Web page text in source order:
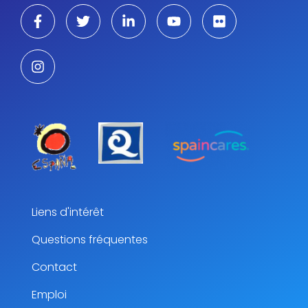
Liens d'intérêt
Questions fréquentes
Contact
Emploi